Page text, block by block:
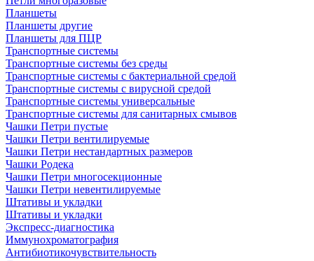
Планшеты
Планшеты другие
Планшеты для ПЦР
Транспортные системы
Транспортные системы без среды
Транспортные системы с бактериальной средой
Транспортные системы с вирусной средой
Транспортные системы универсальные
Транспортные системы для санитарных смывов
Чашки Петри пустые
Чашки Петри вентилируемые
Чашки Петри нестандартных размеров
Чашки Родека
Чашки Петри многосекционные
Чашки Петри невентилируемые
Штативы и укладки
Штативы и укладки
Экспресс-диагностика
Иммунохроматография
Антибиотикочувствительность